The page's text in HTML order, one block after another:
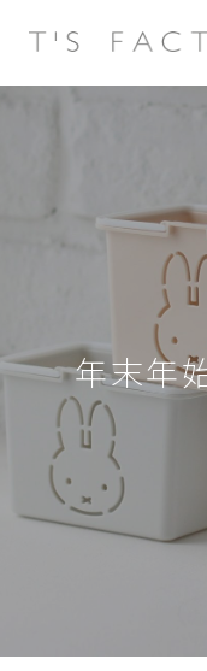
年末年